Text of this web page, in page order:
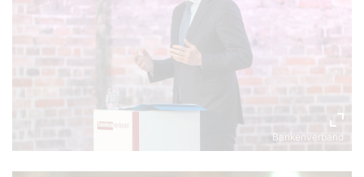
Bankenverband